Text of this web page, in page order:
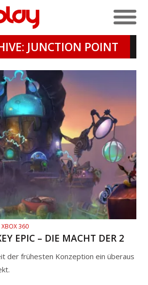
JUNCTION POINT
XBOX 360
EPIC – DIE MACHT DER 2
der frühesten Konzeption ein überaus